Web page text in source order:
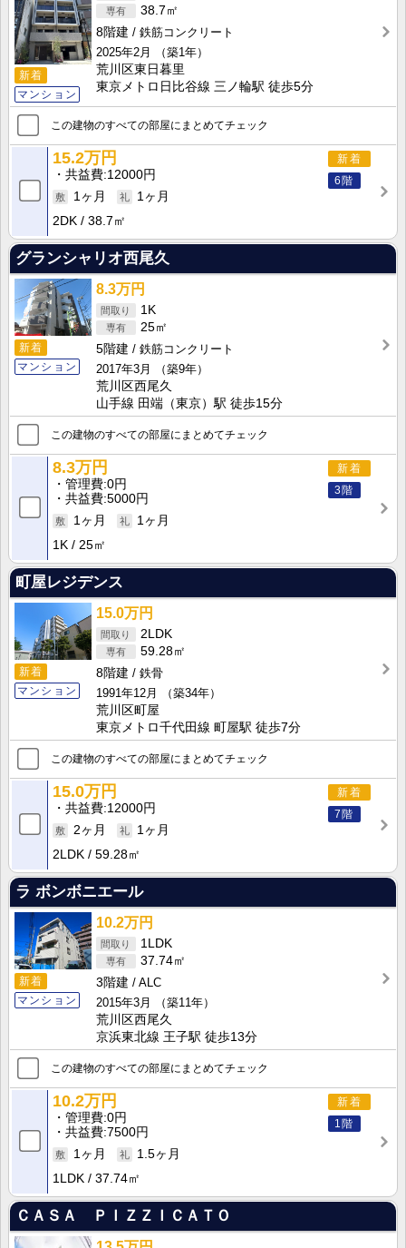
新着
マンション
38.7㎡
8階建
鉄筋コンクリート
2025年2月
（築1年）
荒川区東日暮里
東京メトロ日比谷線 三ノ輪駅 徒歩5分
この建物のすべての部屋にまとめてチェック
新着
6階
15.2万円
共益費 12000円
1ヶ月
1ヶ月
2DK
38.7㎡
グランシャリオ西尾久
新着
マンション
8.3万円
1K
25㎡
5階建
鉄筋コンクリート
2017年3月
（築9年）
荒川区西尾久
山手線 田端（東京）駅 徒歩15分
この建物のすべての部屋にまとめてチェック
新着
3階
8.3万円
管理費 0円
共益費 5000円
1ヶ月
1ヶ月
1K
25㎡
町屋レジデンス
新着
マンション
15.0万円
2LDK
59.28㎡
8階建
鉄骨
1991年12月
（築34年）
荒川区町屋
東京メトロ千代田線 町屋駅 徒歩7分
この建物のすべての部屋にまとめてチェック
新着
7階
15.0万円
共益費 12000円
2ヶ月
1ヶ月
2LDK
59.28㎡
ラ ボンボニエール
新着
マンション
10.2万円
1LDK
37.74㎡
3階建
ALC
2015年3月
（築11年）
荒川区西尾久
京浜東北線 王子駅 徒歩13分
この建物のすべての部屋にまとめてチェック
新着
1階
10.2万円
管理費 0円
共益費 7500円
1ヶ月
1.5ヶ月
1LDK
37.74㎡
ＣＡＳＡ ＰＩＺＺＩＣＡＴＯ